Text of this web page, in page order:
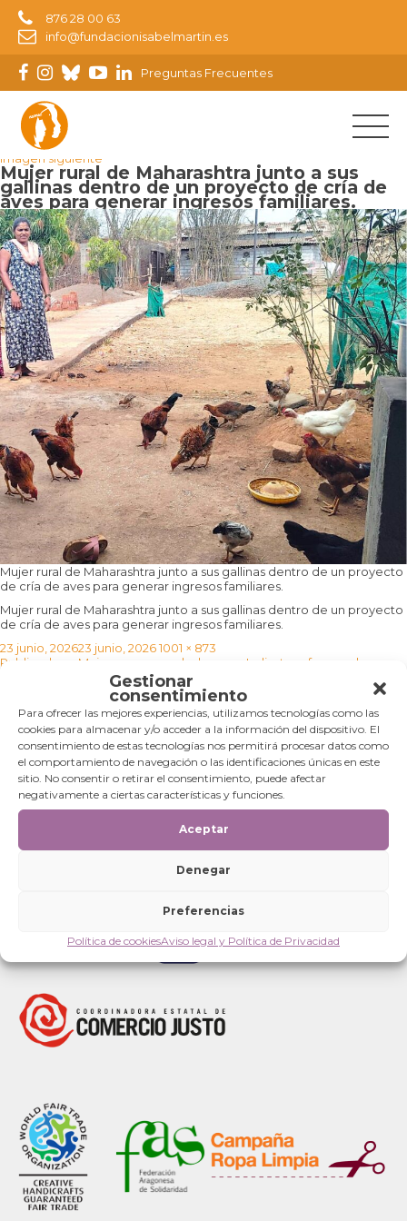
Gestionar
consentimiento
Para ofrecer las mejores experiencias, utilizamos tecnologías como las
cookies para almacenar y/o acceder a la información del dispositivo. El
consentimiento de estas tecnologías nos permitirá procesar datos como
el comportamiento de navegación o las identificaciones únicas en este
sitio. No consentir o retirar el consentimiento, puede afectar
negativamente a ciertas características y funciones.
Aceptar
Denegar
Preferencias
Política de cookiesAviso legal y Política de Privacidad
876 28 00 63
info@fundacionisabelmartin.es
Preguntas Frecuentes
Imagen anterior
Imagen siguiente
Mujer rural de Maharashtra junto a sus
gallinas dentro de un proyecto de cría de
aves para generar ingresos familiares.
Mujer rural de Maharashtra junto a sus gallinas dentro de un proyecto
de cría de aves para generar ingresos familiares.
Mujer rural de Maharashtra junto a sus gallinas dentro de un proyecto
de cría de aves para generar ingresos familiares.
Publicado
el
23 junio, 202623 junio, 2026Tamaño
completo
1001 × 873
Navegación
Publicado en Mujeres emprendedoras en India: transformando
Categorías
Categorías